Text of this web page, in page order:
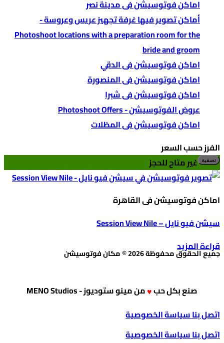
اماكن فوتوسيشن فى مدينة نصر
أماكن تصوير فيها غرفة تجهيز عريس وعروسة -
Photoshoot locations with a preparation room for the
bride and groom
اماكن فوتوسيشن فى الدقي
اماكن فوتوسيشن فى المنصورة
اماكن فوتوسيشن فى شبرا
عروض الفوتوسيشن - Photoshoot Offers
اماكن فوتوسيشن فى المظلات
الفرز حسب السعر
تصفية غير متاح للحجز
اماكن فوتوسيشن فى القاهرة
سيشن فيو نايل – Session View Nile
قراءة المزيد
جميع الحقوق محفوظة 2026 © مكان فوتوسيشن
صنع بكل حب♥منمينو ستوديوز - MENO Studios
اتصل بناسياسة الخصوصية
اتصل بناسياسة الخصوصية